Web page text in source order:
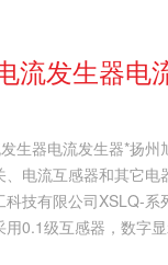
流发生器电
生器电流发生器*扬
电流互感器和其它电
科技有限公司XSLQ-
用0.1级互感器，数字